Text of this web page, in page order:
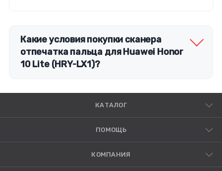
Какие условия покупки сканера
отпечатка пальца для Huawei Honor
10 Lite (HRY-LX1)?
КАТАЛОГ
ПОМОЩЬ
КОМПАНИЯ